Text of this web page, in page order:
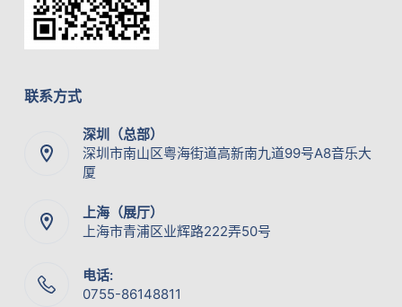
联系方式
深圳（总部）
深圳市南山区粤海街道高新南九道99号A8音乐大
厦
上海（展厅）
上海市青浦区业辉路222弄50号
电话:
0755-86148811